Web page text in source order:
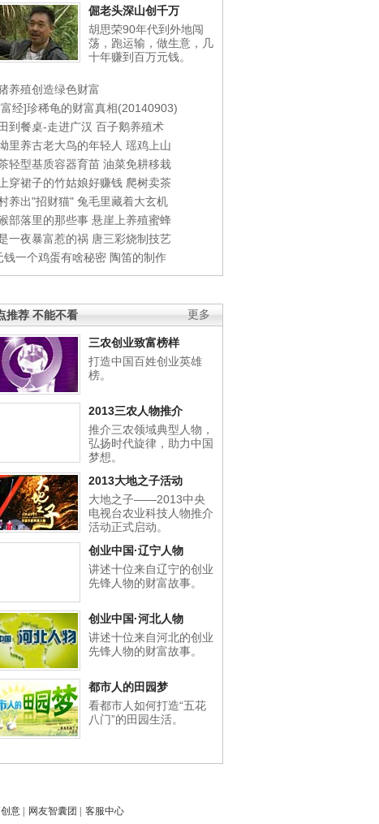
倔老头深山创千万
胡思荣90年代到外地闯
荡，跑运输，做生意，几
十年赚到百万元钱。
养殖创造绿色财富
经]珍稀龟的财富真相(20140903)
到餐桌-走进广汉 百子鹅养殖术
里养古老大鸟的年轻人 瑶鸡上山
轻型基质容器育苗 油菜免耕移栽
穿裙子的竹姑娘好赚钱 爬树卖茶
养出"招财猫" 兔毛里藏着大玄机
部落里的那些事 悬崖上养殖蜜蜂
一夜暴富惹的祸 唐三彩烧制技艺
钱一个鸡蛋有啥秘密 陶笛的制作
更多
推荐 不能不看
三农创业致富榜样
打造中国百姓创业英雄
榜。
2013三农人物推介
推介三农领域典型人物，
弘扬时代旋律，助力中国
梦想。
2013大地之子活动
大地之子——2013中央
电视台农业科技人物推介
活动正式启动。
创业中国·辽宁人物
讲述十位来自辽宁的创业
先锋人物的财富故事。
创业中国·河北人物
讲述十位来自河北的创业
先锋人物的财富故事。
都市人的田园梦
看都市人如何打造“五花
八门”的田园生活。
意 网友智囊团 客服中心